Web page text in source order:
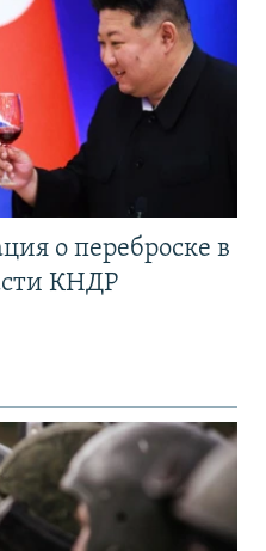
о переброске в
КНДР